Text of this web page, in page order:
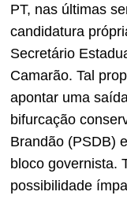
PT, nas últimas
candidatura
Secretário
Camarão. Tal
apontar uma
bifurcação
Brandão (PSDB)
bloco governista.
possibilidade